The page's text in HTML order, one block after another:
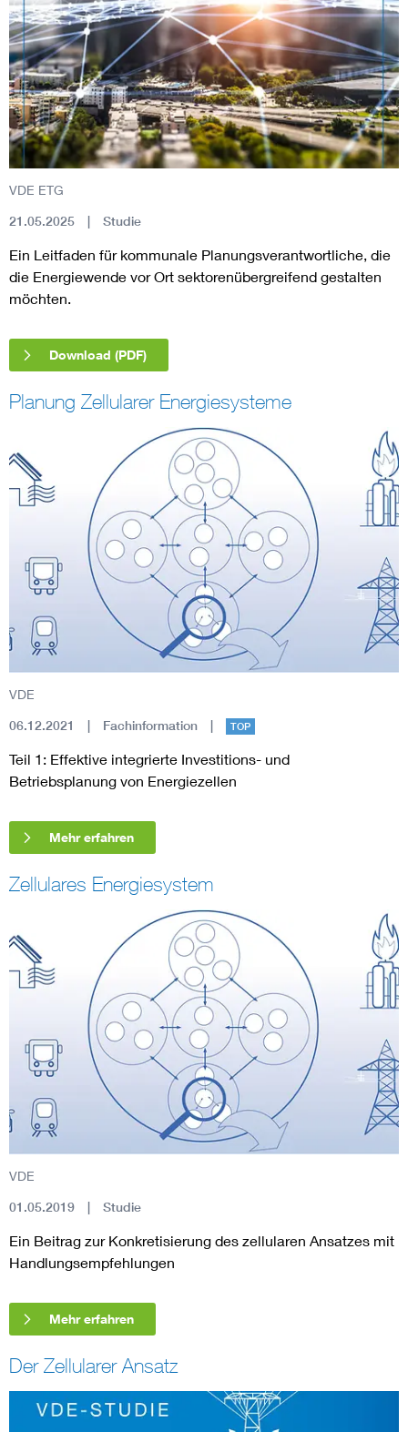
VDE ETG
21.05.2025 Studie
Ein Leitfaden für kommunale Planungsverantwortliche, die
die Energiewende vor Ort sektorenübergreifend gestalten
möchten.
Download (PDF)
Planung Zellularer Energiesysteme
VDE
06.12.2021 Fachinformation TOP
Teil 1: Effektive integrierte Investitions- und
Betriebsplanung von Energiezellen
Mehr erfahren
Zellulares Energiesystem
VDE
01.05.2019 Studie
Ein Beitrag zur Konkretisierung des zellularen Ansatzes mit
Handlungsempfehlungen
Mehr erfahren
Der Zellularer Ansatz